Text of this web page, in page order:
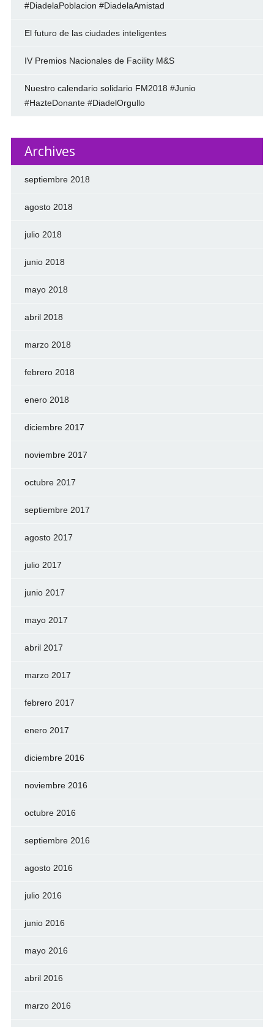
#DiadelaPoblacion #DiadelaAmistad
El futuro de las ciudades inteligentes
IV Premios Nacionales de Facility M&S
Nuestro calendario solidario FM2018 #Junio
#HazteDonante #DiadelOrgullo
Archives
septiembre 2018
agosto 2018
julio 2018
junio 2018
mayo 2018
abril 2018
marzo 2018
febrero 2018
enero 2018
diciembre 2017
noviembre 2017
octubre 2017
septiembre 2017
agosto 2017
julio 2017
junio 2017
mayo 2017
abril 2017
marzo 2017
febrero 2017
enero 2017
diciembre 2016
noviembre 2016
octubre 2016
septiembre 2016
agosto 2016
julio 2016
junio 2016
mayo 2016
abril 2016
marzo 2016